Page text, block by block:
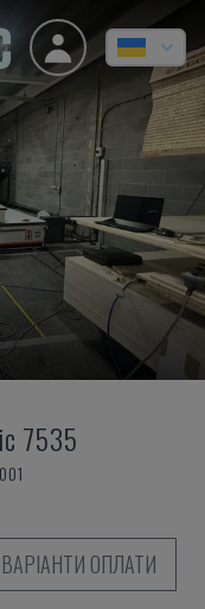
7535
ВАРІАНТИ ОПЛАТИ